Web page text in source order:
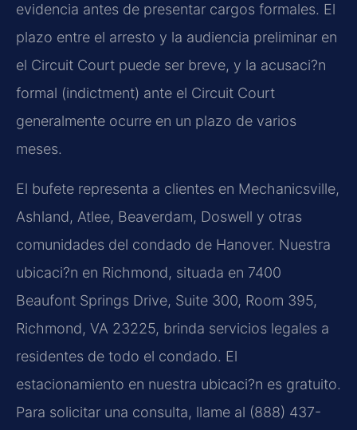
evidencia antes de presentar cargos formales. El
plazo entre el arresto y la audiencia preliminar en
el Circuit Court puede ser breve, y la acusaci?n
formal (indictment) ante el Circuit Court
generalmente ocurre en un plazo de varios
meses.
El bufete representa a clientes en Mechanicsville,
Ashland, Atlee, Beaverdam, Doswell y otras
comunidades del condado de Hanover. Nuestra
ubicaci?n en Richmond, situada en 7400
Beaufont Springs Drive, Suite 300, Room 395,
Richmond, VA 23225, brinda servicios legales a
residentes de todo el condado. El
estacionamiento en nuestra ubicaci?n es gratuito.
Para solicitar una consulta, llame al (888) 437-